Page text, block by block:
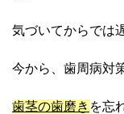
気づいてからでは
今から、歯周病対
歯茎の歯磨き を忘